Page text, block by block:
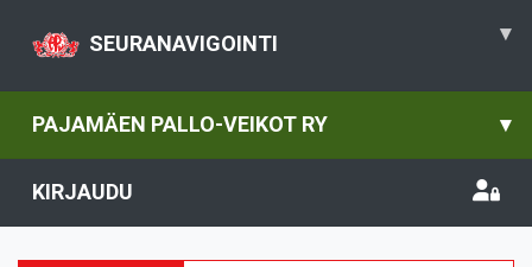
SEURANAVIGOINTI ▾
PAJAMÄEN PALLO-VEIKOT RY ▾
KIRJAUDU